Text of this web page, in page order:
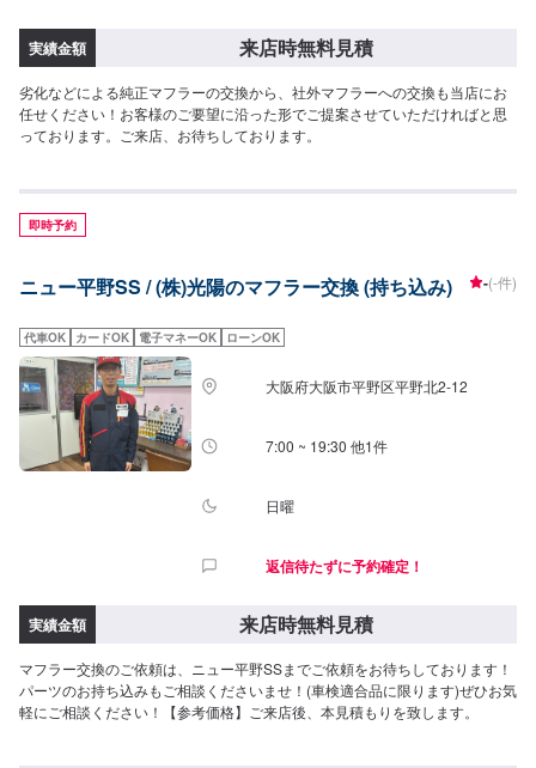
実績金額 来店時無料見積
劣化などによる純正マフラーの交換から、社外マフラーへの交換も当店にお
任せください！お客様のご要望に沿った形でご提案させていただければと思
っております。ご来店、お待ちしております。
即時予約
ニュー平野SS / (株)光陽のマフラー交換 (持ち込み) -(-件)
代車OK カードOK 電子マネーOK ローンOK
大阪府大阪市平野区平野北2-12
7:00 ~ 19:30 他1件
日曜
返信待たずに予約確定！
実績金額 来店時無料見積
マフラー交換のご依頼は、ニュー平野SSまでご依頼をお待ちしております！
パーツのお持ち込みもご相談くださいませ！(車検適合品に限ります)ぜひお気
軽にご相談ください！【参考価格】ご来店後、本見積もりを致します。